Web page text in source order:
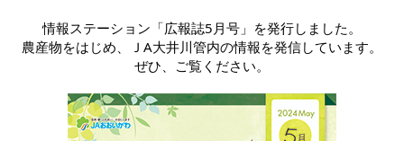
情報ステーション「広報誌5月号」を発行しました。
農産物をはじめ、ＪA大井川管内の情報を発信しています。
ぜひ、ご覧ください。